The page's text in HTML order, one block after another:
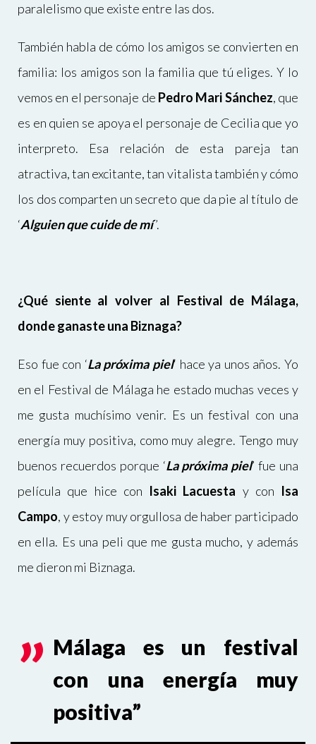
paralelismo que existe entre las dos.
También habla de cómo los amigos se convierten en
familia: los amigos son la familia que tú eliges. Y lo
vemos en el personaje de Pedro Mari Sánchez, que
es en quien se apoya el personaje de Cecilia que yo
interpreto. Esa relación de esta pareja tan
atractiva, tan excitante, tan vitalista también y cómo
los dos comparten un secreto que da pie al título de
‘Alguien que cuide de mí’.
¿Qué siente al volver al Festival de Málaga,
donde ganaste una Biznaga?
Eso fue con ‘La próxima piel‘ hace ya unos años. Yo
en el Festival de Málaga he estado muchas veces y
me gusta muchísimo venir. Es un festival con una
energía muy positiva, como muy alegre. Tengo muy
buenos recuerdos porque ‘La próxima piel’ fue una
película que hice con Isaki Lacuesta y con Isa
Campo, y estoy muy orgullosa de haber participado
en ella. Es una peli que me gusta mucho, y además
me dieron mi Biznaga.
Málaga es un festival
con una energía muy
positiva”